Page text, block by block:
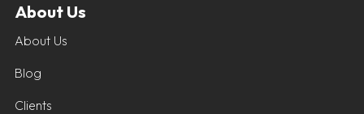
About Us
About Us
Blog
Clients